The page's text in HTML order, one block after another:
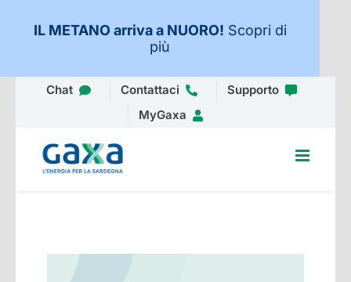
IL METANO arriva a NUORO! Scopri di
più
SaltaChat Contattaci
Supporto
MyGaxa